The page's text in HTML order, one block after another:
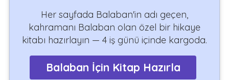
Her sayfada Balaban'in adı geçen,
kahramanı Balaban olan özel bir hikaye
kitabı hazırlayın — 4 iş günü içinde kargoda.
Balaban İçin Kitap Hazırla